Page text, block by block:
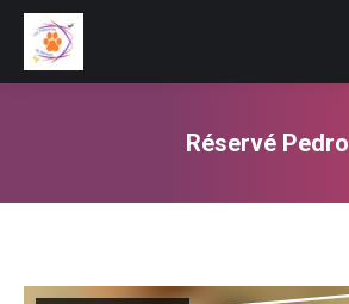
Réservé Pedro